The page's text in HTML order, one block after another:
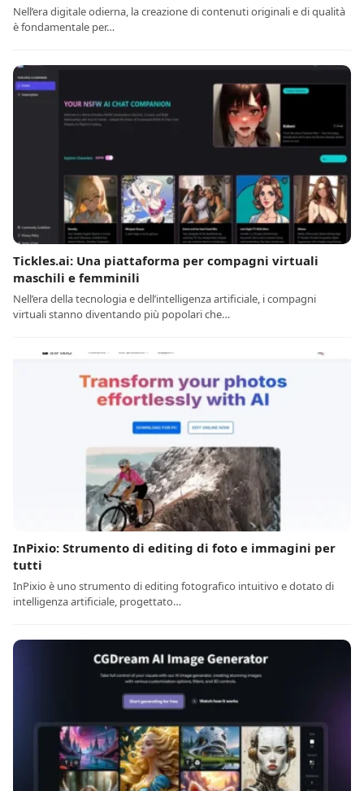
Nell’era digitale odierna, la creazione di contenuti originali e di qualità
è fondamentale per…
Tickles.ai: Una piattaforma per compagni virtuali
maschili e femminili
Nell’era della tecnologia e dell’intelligenza artificiale, i compagni
virtuali stanno diventando più popolari che…
InPixio: Strumento di editing di foto e immagini per
tutti
InPixio è uno strumento di editing fotografico intuitivo e dotato di
intelligenza artificiale, progettato…